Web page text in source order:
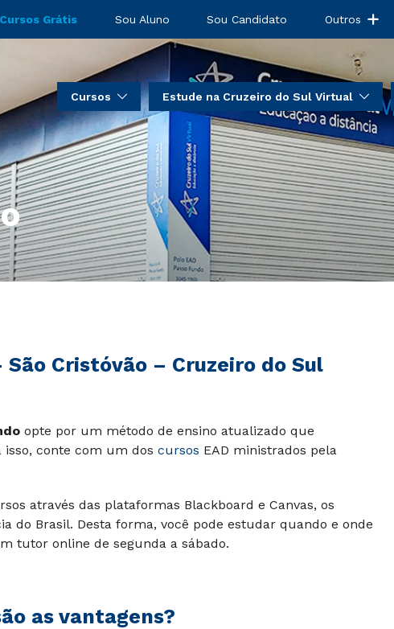
Cursos Grátis Sou Aluno Sou Candidato Outros
Cursos Estude na Cruzeiro do Sul Virtual
São Cristóvão – Cruzeiro do Sul
opte por um método de ensino atualizado que
conte com um dos cursos EAD ministrados pela
através das plataformas Blackboard e Canvas, os
do Brasil. Desta forma, você pode estudar quando e onde
tutor online de segunda a sábado.
as vantagens?